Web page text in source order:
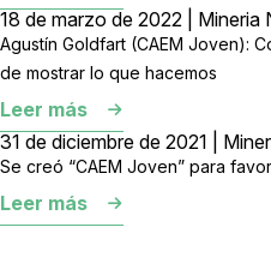
18 de marzo de 2022 | Mineria
Agustín Goldfart (CAEM Joven):
de mostrar lo que hacemos
Leer más
31 de diciembre de 2021 |
Se creó “CAEM Joven” para
Leer más